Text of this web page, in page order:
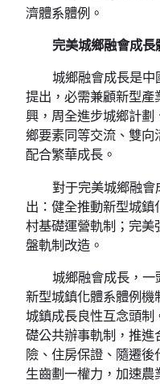
濟體系體例。
完美城鄉融會成長
城鄉融會成長是
提出，必需兼顧新型
興，周全進步城鄉計
鄉要素同等交流、雙
配合繁華成長。
對于完美城鄉融
出：健全推動新型城
村基礎運營軌制；完
盤軌制改造。
城鄉融會成長，一
新型城鎮化體系體例機
城鎮成長良性互念頭
礎公共辦事軌制，推
險、住房保證、隨遷
生齒劃一權力，加速農